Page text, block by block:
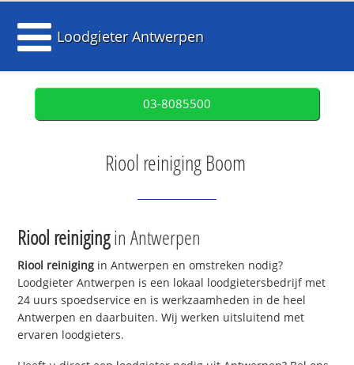
Loodgieter Antwerpen
03-8085500
Riool reiniging Boom
Riool reinigingin Antwerpen
Riool reiniging in Antwerpen en omstreken nodig?
Loodgieter Antwerpen is een lokaal loodgietersbedrijf met
24 uurs spoedservice en is werkzaamheden in de heel
Antwerpen en daarbuiten. Wij werken uitsluitend met
ervaren loodgieters.